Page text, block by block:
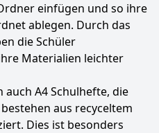
einfügen und so ihre
ablegen. Durch das
die Schüler
Materialien leichter
A4 Schulhefte, die
aus recyceltem
Dies ist besonders